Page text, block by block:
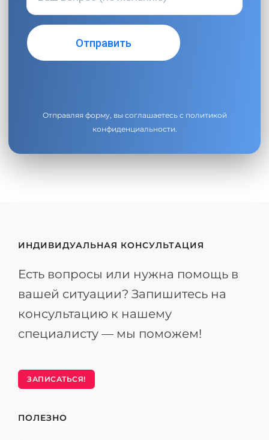
Отправляя форму, вы соглашаетесь с политикой
конфиденциальности.
ИНДИВИДУАЛЬНАЯ КОНСУЛЬТАЦИЯ
Есть вопросы или нужна помощь в
вашей ситуации? Запишитесь на
консультацию к нашему
специалисту — мы поможем!
ЗАПИСАТЬСЯ!
ПОЛЕЗНО